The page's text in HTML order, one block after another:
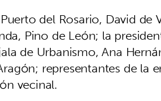
del Rosario, David de
Pino de León; la
de Urbanismo, Ana
representantes de la
vecinal.